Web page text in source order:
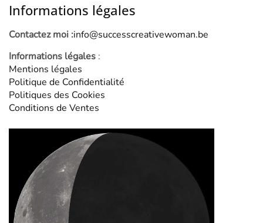
Informations légales
Contactez moi :info@successcreativewoman.be
Informations légales :
Mentions légales
Politique de Confidentialité
Politiques des Cookies
Conditions de Ventes